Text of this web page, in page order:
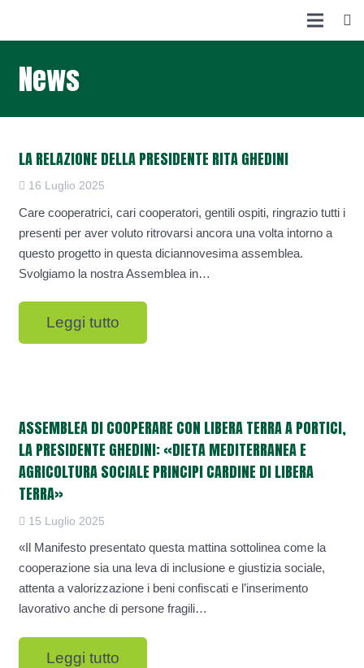
News
LA RELAZIONE DELLA PRESIDENTE RITA GHEDINI
16 Luglio 2025
Care cooperatrici, cari cooperatori, gentili ospiti, ringrazio tutti i
presenti per aver voluto ritrovarsi ancora una volta intorno a
questo progetto in questa diciannovesima assemblea.
Svolgiamo la nostra Assemblea in…
Leggi tutto
ASSEMBLEA DI COOPERARE CON LIBERA TERRA A PORTICI,
LA PRESIDENTE GHEDINI: «DIETA MEDITERRANEA E
AGRICOLTURA SOCIALE PRINCIPI CARDINE DI LIBERA
TERRA»
15 Luglio 2025
«Il Manifesto presentato questa mattina sottolinea come la
cooperazione sia una leva di inclusione e giustizia sociale,
attenta a valorizzazione i beni confiscati e l’inserimento
lavorativo anche di persone fragili…
Leggi tutto